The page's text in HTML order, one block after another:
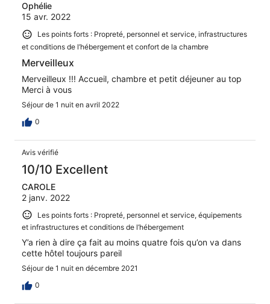
Ophélie
15 avr. 2022
Les points forts : Propreté, personnel et service, infrastructures
et conditions de l’hébergement et confort de la chambre
Merveilleux
Merveilleux !!! Accueil, chambre et petit déjeuner au top
Merci à vous
Séjour de 1 nuit en avril 2022
0
Avis vérifié
10/10 Excellent
CAROLE
2 janv. 2022
Les points forts : Propreté, personnel et service, équipements
et infrastructures et conditions de l’hébergement
Y’a rien à dire ça fait au moins quatre fois qu’on va dans
cette hôtel toujours pareil
Séjour de 1 nuit en décembre 2021
0